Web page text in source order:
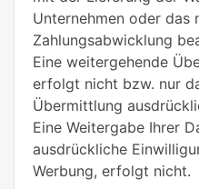
Unternehmen oder das
Zahlungsabwicklung
Eine weitergehende
erfolgt nicht bzw. nur
Übermittlung
Eine Weitergabe Ihrer
ausdrückliche
Werbung, erfolgt nicht.